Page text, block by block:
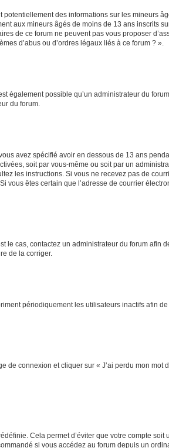
des informations sur les mineurs
aux mineurs âgés de moins de 13 ans inscrits
de ce forum ne peuvent pas vous proposer
d’abus ou d’ordres légaux liés à ce forum ? ».
également possible qu’un administrateur du
du forum.
avez spécifié avoir en dessous de 13 ans
soit par vous-même ou soit par un
les instructions. Si vous ne recevez pas de
vous êtes certain que l’adresse de courrier
le cas, contactez un administrateur du forum afin
de la corriger.
périodiquement les utilisateurs inactifs afin
connexion et cliquer sur « J’ai perdu mon mot
Cela permet d’éviter que votre compte soit
si vous accédez au forum depuis un